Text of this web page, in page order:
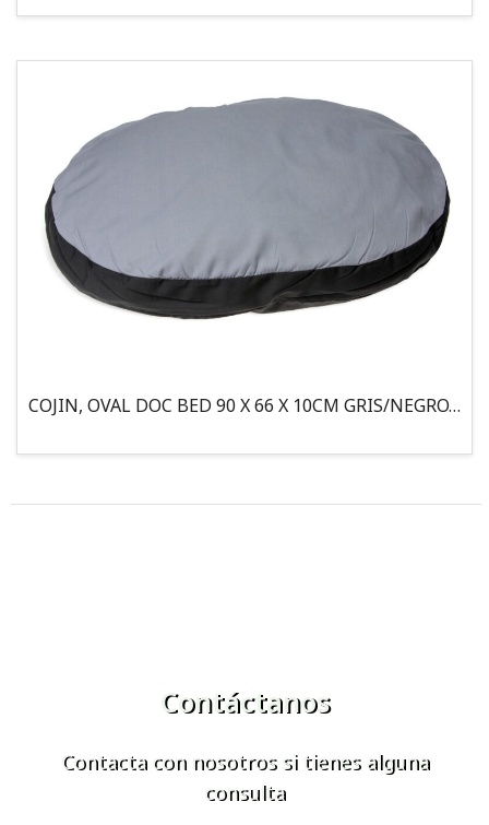
COJIN, OVAL DOC BED 90 X 66 X 10CM GRIS/NEGRO, 95°
Contáctanos
Contacta con nosotros si tienes alguna
consulta